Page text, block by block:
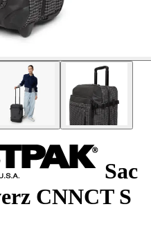
Sac
CNNCT S